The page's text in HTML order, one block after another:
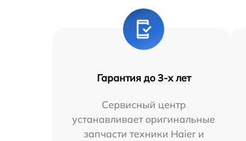
Гарантия до 3-х лет
Сервисный центр
устанавливает оригинальные
запчасти техники Haier и